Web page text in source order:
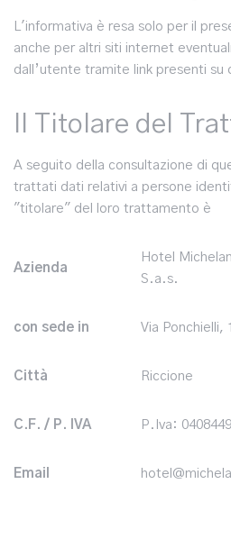
L'informativa è resa solo per il
anche per altri siti internet
dall’utente tramite link presenti su
Il Titolare del
A seguito della consultazione di
trattati dati relativi a persone
"titolare" del loro trattamento è
Azienda
Hotel
S.a.s.
con sede in Via Ponchielli, 1
Città Riccione
C.F. / P. IVA P.Iva:
Email